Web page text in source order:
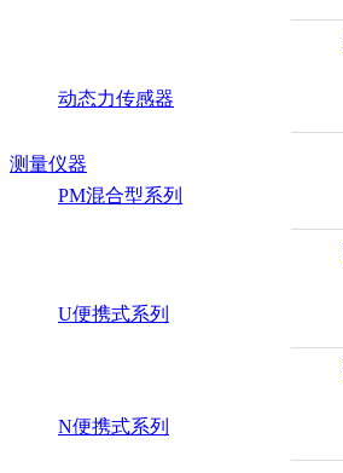
动态力传感器
测量仪器
PM混合型系列
U便携式系列
N便携式系列